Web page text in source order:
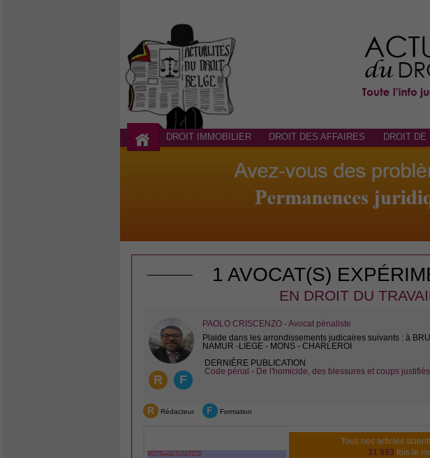
DROIT IMMOBILIER DROIT DES AFFAIRES DROIT DE
1 AVOCAT(S)
EN DROIT DU
R F
PAOLO CRISCENZO - Avocat pénaliste
Plaide dans les arrondissements judicaires suivants : à
NAMUR -LIEGE - MONS - CHARLEROI
DERNIÈRE PUBLICATION
Code pénal - De l'homicide, des blessures et coups justifiés
R Rédacteur F Formation
Tous nos articles
31 993 fois le